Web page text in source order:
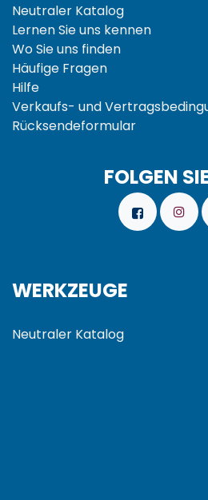
Neutraler Katalog
Lernen Sie uns kennen
Wo Sie uns finden
Häufige Fragen
Hilfe
Verkaufs- und
Rücksendeformular
FOLGEN
WERKZEUGE
Neutraler Katalog